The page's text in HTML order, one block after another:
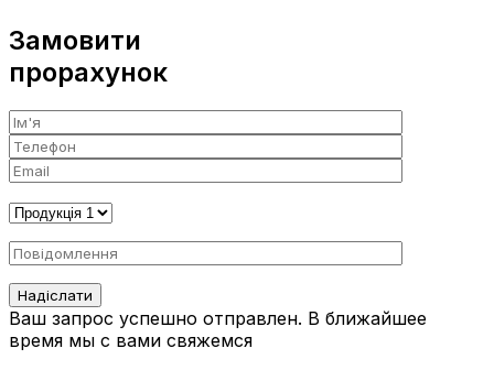
Замовити
прорахунок
Ваш запрос успешно отправлен. В ближайшее
время мы с вами свяжемся